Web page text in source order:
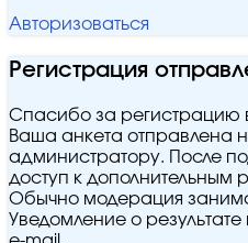
Авторизоваться
Регистрация
Спасибо за регистрацию
Ваша анкета отправлена
администратору. После
доступ к дополнительным
Обычно модерация
Уведомление о